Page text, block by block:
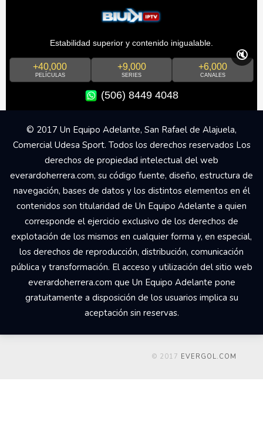
Estabilidad superior y contenido inigualable.
+40,000
PELÍCULAS
+9,000
SERIES
+6,000
CANALES
(506) 8449 4048
🔇
© 2017 Un Equipo Adelante, San Rafael de Alajuela,
Comercial Udesa Sport. Todos los derechos reservados Los
derechos de propiedad intelectual del web
everardoherrera.com, su código fuente, diseño, estructura de
navegación, bases de datos y los distintos elementos en él
contenidos son titularidad de Un Equipo Adelante a quien
corresponde el ejercicio exclusivo de los derechos de
explotación de los mismos en cualquier forma y, en especial,
los derechos de reproducción, distribución, comunicación
pública y transformación. El acceso y utilización del sitio web
everardoherrera.com que Un Equipo Adelante pone
gratuitamente a disposición de los usuarios implica su
aceptación sin reservas.
© 2017 EVERGOL.COM